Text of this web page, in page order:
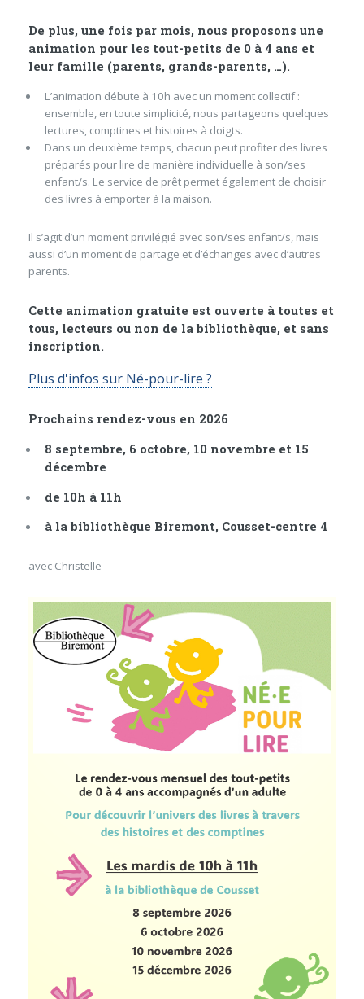
De plus, une fois par mois, nous proposons une
animation pour les tout-petits de 0 à 4 ans et
leur famille (parents, grands-parents, …).
L’animation débute à 10h avec un moment collectif :
ensemble, en toute simplicité, nous partageons quelques
lectures, comptines et histoires à doigts.
Dans un deuxième temps, chacun peut profiter des livres
préparés pour lire de manière individuelle à son/ses
enfant/s. Le service de prêt permet également de choisir
des livres à emporter à la maison.
Il s’agit d’un moment privilégié avec son/ses enfant/s, mais
aussi d’un moment de partage et d’échanges avec d’autres
parents.
Cette animation gratuite est ouverte à toutes et
tous, lecteurs ou non de la bibliothèque, et sans
inscription.
Plus d'infos sur Né-pour-lire ?
Prochains rendez-vous en 2026
8 septembre, 6 octobre, 10 novembre et 15
décembre
de 10h à 11h
à la bibliothèque Biremont, Cousset-centre 4
avec Christelle